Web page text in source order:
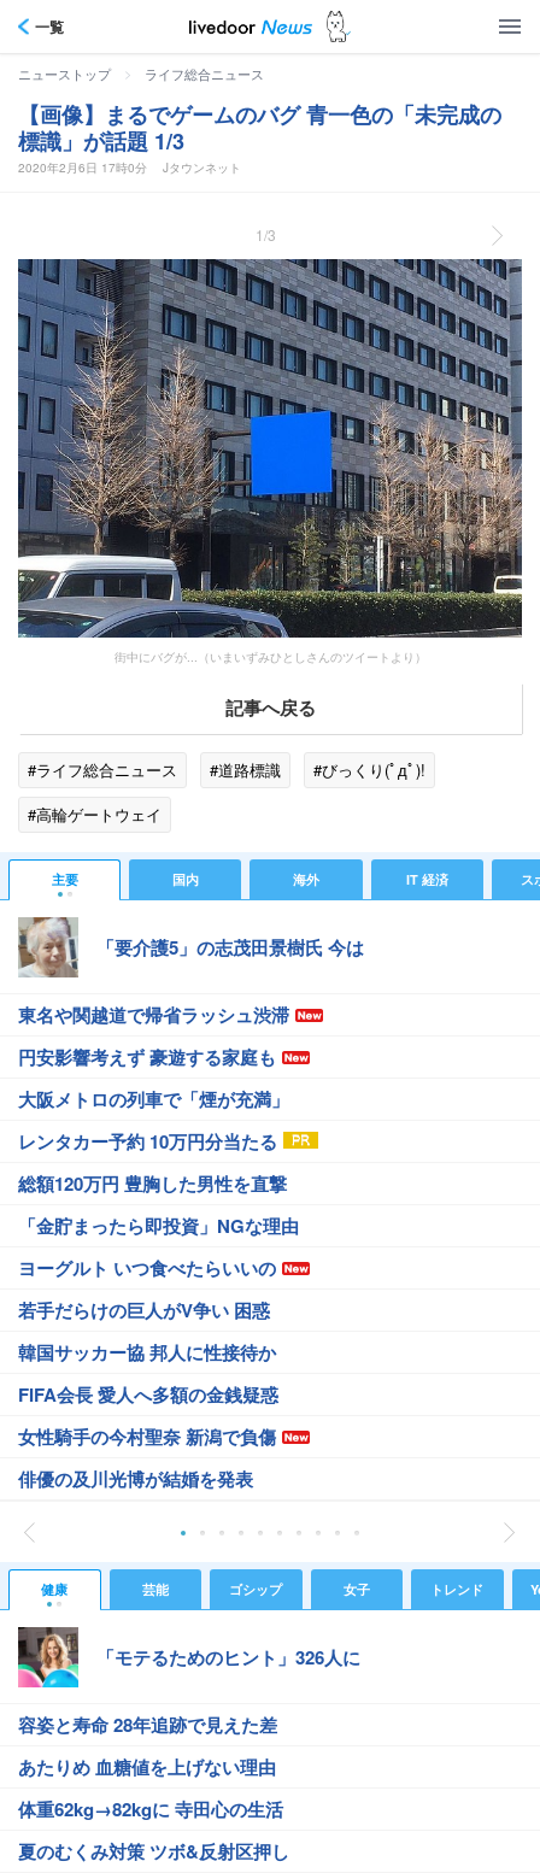
一覧
ニューストップ > ライフ総合ニュース
【画像】まるでゲームのバグ 青一色の「未完成の
標識」が話題 1/3
2020年2月6日 17時0分 Jタウンネット
1/3
街中にバグが...（いまいずみひとしさんのツイートより）
記事へ戻る
#ライフ総合ニュース #道路標識
#びっくり(ﾟдﾟ)!
#高輪ゲートウェイ
主要 国内 海外 IT 経済 ス
「要介護5」の志茂田景樹氏 今は
東名や関越道で帰省ラッシュ渋滞
円安影響考えず 豪遊する家庭も
大阪メトロの列車で「煙が充満」
レンタカー予約 10万円分当たる
総額120万円 豊胸した男性を直撃
「金貯まったら即投資」NGな理由
ヨーグルト いつ食べたらいいの
若手だらけの巨人がV争い 困惑
韓国サッカー協 邦人に性接待か
FIFA会長 愛人へ多額の金銭疑惑
女性騎手の今村聖奈 新潟で負傷
俳優の及川光博が結婚を発表
健康 芸能 ゴシップ 女子 トレンド
「モテるためのヒント」326人に
容姿と寿命 28年追跡で見えた差
あたりめ 血糖値を上げない理由
体重62kg→82kgに 寺田心の生活
夏のむくみ対策 ツボ&反射区押し